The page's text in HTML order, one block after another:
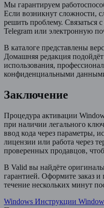
Мы гарантируем
Если возникнут сложности,
решить проблему. Связаться
Telegram или электронную
В каталоге представлены
Домашняя редакция
использования,
конфиденциальными
Заключение
Процедура активации
при наличии легального
ввод кода через параметры,
лицензии или работа через
проверенных продавцов,
В Valid вы найдёте
гарантией. Оформите заказ
течение нескольких минут
Windows Инструкции